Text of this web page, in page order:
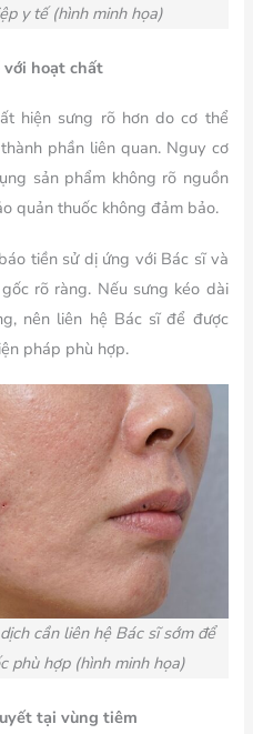
y tế (hình minh họa)
với hoạt chất
hiện sưng rõ hơn do cơ thể
phần liên quan. Nguy cơ
sản phẩm không rõ nguồn
quản thuốc không đảm bảo.
tiền sử dị ứng với Bác sĩ và
rõ ràng. Nếu sưng kéo dài
nên liên hệ Bác sĩ để được
pháp phù hợp.
cần liên hệ Bác sĩ sớm để
phù hợp (hình minh họa)
tại vùng tiêm